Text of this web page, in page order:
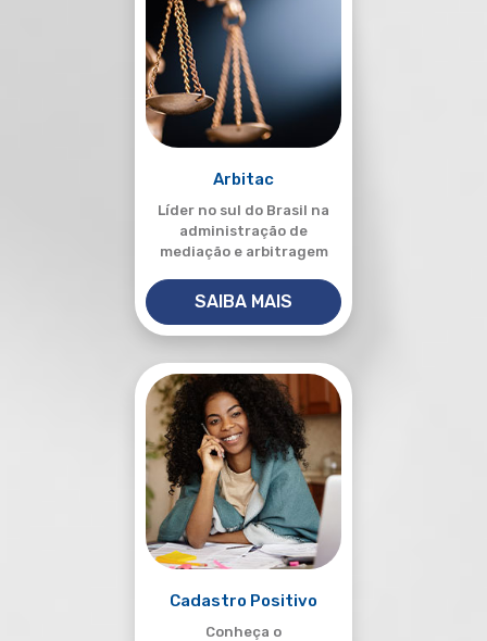
Arbitac
Líder no sul do Brasil na
administração de
mediação e arbitragem
SAIBA MAIS
Cadastro Positivo
Conheça o